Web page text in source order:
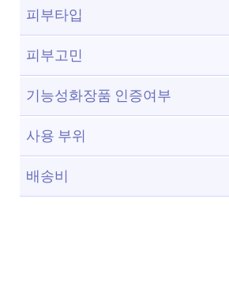
피부타입
피부고민
기능성화장품 인증여부
사용 부위
배송비